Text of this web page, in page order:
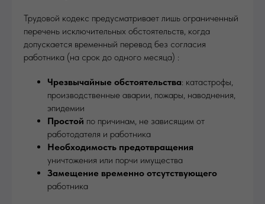
Трудовой кодекс предусматривает лишь ограниченный
перечень исключительных обстоятельств, когда
допускается временный перевод без согласия
работника (на срок до одного месяца) :
Чрезвычайные обстоятельства: катастрофы,
производственные аварии, пожары, наводнения,
эпидемии
Простой по причинам, не зависящим от
работодателя и работника
Необходимость предотвращения
уничтожения или порчи имущества
Замещение временно отсутствующего
работника